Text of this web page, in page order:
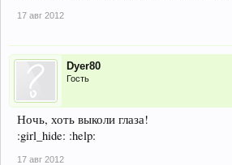
17 авг 2012
Dyer80
Гость
Ночь, хоть выколи глаза!
:girl_hide: :help:
17 авг 2012